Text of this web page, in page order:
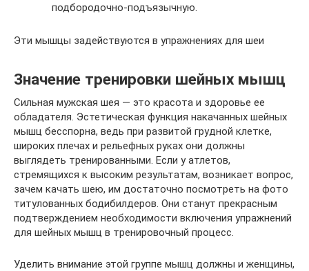
подбородочно-подъязычную.
Эти мышцы задействуются в упражнениях для шеи
Значение тренировки шейных мышц
Сильная мужская шея — это красота и здоровье ее
обладателя. Эстетическая функция накачанных шейных
мышц бесспорна, ведь при развитой грудной клетке,
широких плечах и рельефных руках они должны
выглядеть тренированными. Если у атлетов,
стремящихся к высоким результатам, возникает вопрос,
зачем качать шею, им достаточно посмотреть на фото
титулованных бодибилдеров. Они станут прекрасным
подтверждением необходимости включения упражнений
для шейных мышц в тренировочный процесс.
Уделить внимание этой группе мышц должны и женщины,